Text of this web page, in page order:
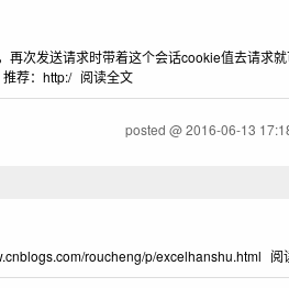
次发送请求时带着这个会话cookie值去请求
荐：http:/ 阅读全文
posted @2016-06-13
roucheng/p/excelhanshu.html 阅